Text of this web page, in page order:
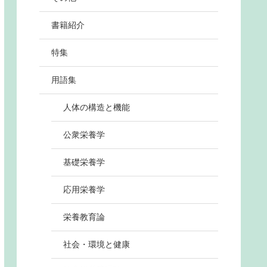
書籍紹介
特集
用語集
人体の構造と機能
公衆栄養学
基礎栄養学
応用栄養学
栄養教育論
社会・環境と健康